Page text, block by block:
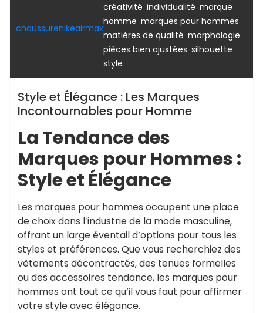
chaussurenikeairmax
créativité individualité marque
homme marques pour hommes
matières de qualité morphologie
pièces bien ajustées silhouette
style
Style et Élégance : Les Marques
Incontournables pour Homme
La Tendance des
Marques pour Hommes :
Style et Élégance
Les marques pour hommes occupent une place
de choix dans l’industrie de la mode masculine,
offrant un large éventail d’options pour tous les
styles et préférences. Que vous recherchiez des
vêtements décontractés, des tenues formelles
ou des accessoires tendance, les marques pour
hommes ont tout ce qu’il vous faut pour affirmer
votre style avec élégance.